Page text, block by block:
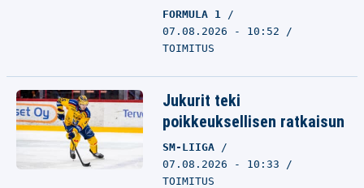
FORMULA 1
07.08.2026 - 10:52
TOIMITUS
Jukurit teki
poikkeuksellisen ratkaisun
SM-LIIGA
07.08.2026 - 10:33
TOIMITUS